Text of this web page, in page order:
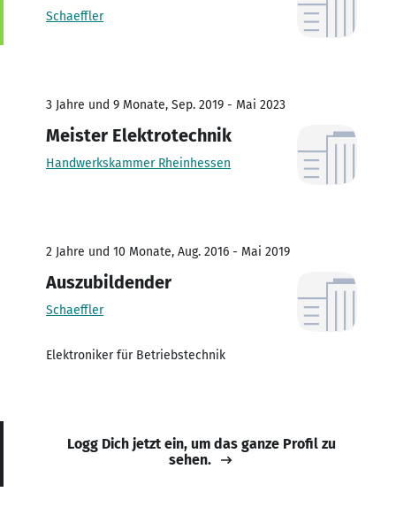
Schaeffler
3 Jahre und 9 Monate, Sep. 2019 - Mai 2023
Meister Elektrotechnik
Handwerkskammer Rheinhessen
2 Jahre und 10 Monate, Aug. 2016 - Mai 2019
Auszubildender
Schaeffler
Elektroniker für Betriebstechnik
Logg Dich jetzt ein, um das ganze Profil zu
sehen.